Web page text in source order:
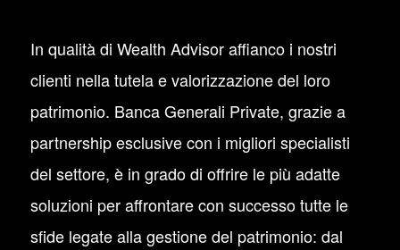
In qualità di Wealth Advisor affianco i nostri
clienti nella tutela e valorizzazione del loro
patrimonio. Banca Generali Private, grazie a
partnership esclusive con i migliori specialisti
del settore, è in grado di offrire le più adatte
soluzioni per affrontare con successo tutte le
sfide legate alla gestione del patrimonio: dal